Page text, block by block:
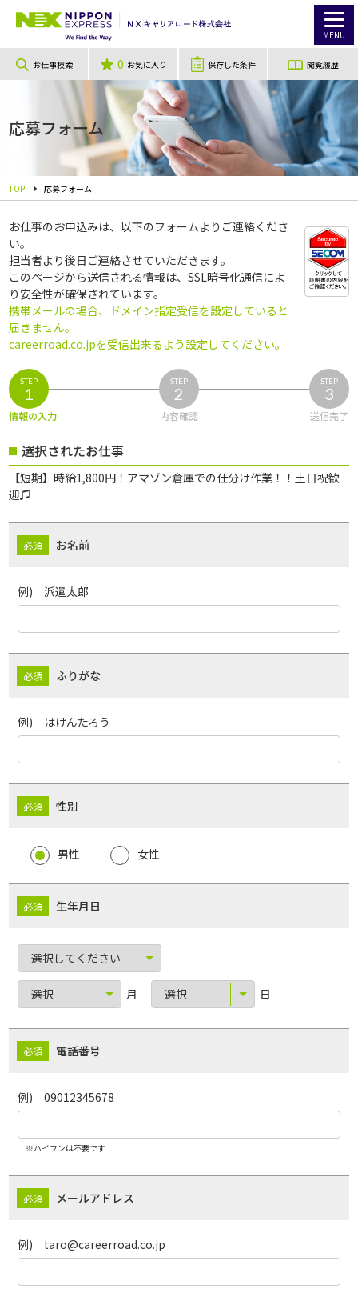
MENU
お仕事検索 0 お気に入り 保存した条件 閲覧履歴
応募フォーム
TOP 応募フォーム
お仕事のお申込みは、以下のフォームよりご連絡くださ
い。
担当者より後日ご連絡させていただきます。
このページから送信される情報は、SSL暗号化通信によ
り安全性が確保されています。
携帯メールの場合、ドメイン指定受信を設定していると
届きません。
careerroad.co.jpを受信出来るよう設定してください。
STEP
1
情報の入力
STEP
2
内容確認
STEP
3
送信完了
選択されたお仕事
【短期】時給1,800円！アマゾン倉庫での仕分け作業！！土日祝歓
迎♫
お名前
例) 派遣太郎
ふりがな
例) はけんたろう
性別
男性 女性
生年月日
月 日
電話番号
例) 09012345678
※ハイフンは不要です
メールアドレス
例) taro@careerroad.co.jp